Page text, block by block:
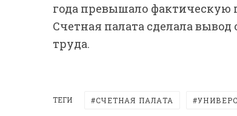
года превышало фактическую
Счетная палата сделала
труда.
ТЕГИ СЧЕТНАЯ ПАЛАТА